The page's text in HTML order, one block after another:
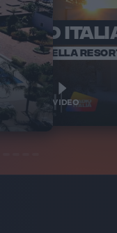
RADIO
VOI ARENELLA
VIDEO